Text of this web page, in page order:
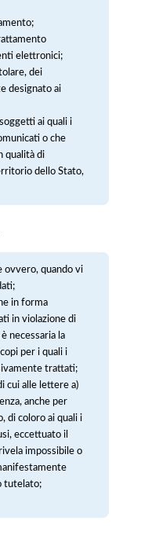
elettronici;
dei
designato ai
ai quali i
o che
qualità di
dello Stato,
ovvero, quando vi
in forma
in violazione di
necessaria la
per i quali i
trattati;
cui alle lettere a)
anche per
di coloro ai quali i
eccettuato il
impossibile o
tutelato;